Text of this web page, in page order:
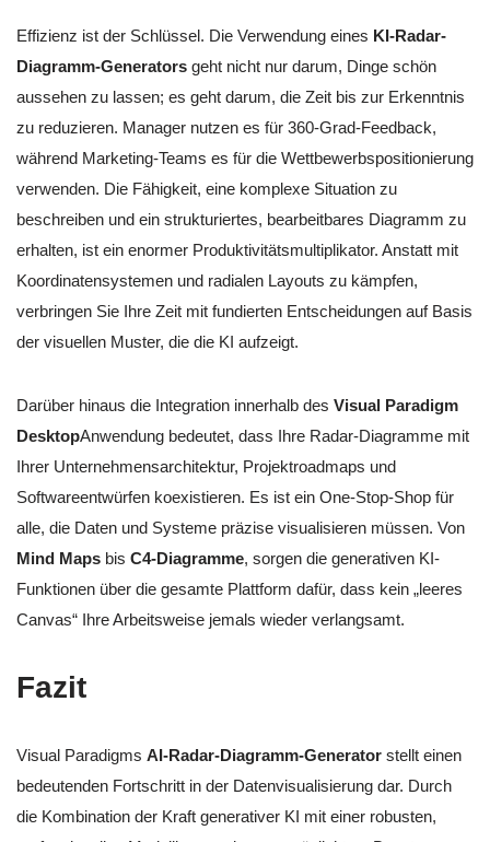
Effizienz ist der Schlüssel. Die Verwendung eines KI-Radar-
Diagramm-Generators geht nicht nur darum, Dinge schön
aussehen zu lassen; es geht darum, die Zeit bis zur Erkenntnis
zu reduzieren. Manager nutzen es für 360-Grad-Feedback,
während Marketing-Teams es für die Wettbewerbspositionierung
verwenden. Die Fähigkeit, eine komplexe Situation zu
beschreiben und ein strukturiertes, bearbeitbares Diagramm zu
erhalten, ist ein enormer Produktivitätsmultiplikator. Anstatt mit
Koordinatensystemen und radialen Layouts zu kämpfen,
verbringen Sie Ihre Zeit mit fundierten Entscheidungen auf Basis
der visuellen Muster, die die KI aufzeigt.
Darüber hinaus die Integration innerhalb des Visual Paradigm
DesktopAnwendung bedeutet, dass Ihre Radar-Diagramme mit
Ihrer Unternehmensarchitektur, Projektroadmaps und
Softwareentwürfen koexistieren. Es ist ein One-Stop-Shop für
alle, die Daten und Systeme präzise visualisieren müssen. Von
Mind Maps bis C4-Diagramme, sorgen die generativen KI-
Funktionen über die gesamte Plattform dafür, dass kein „leeres
Canvas“ Ihre Arbeitsweise jemals wieder verlangsamt.
Fazit
Visual Paradigms AI-Radar-Diagramm-Generator stellt einen
bedeutenden Fortschritt in der Datenvisualisierung dar. Durch
die Kombination der Kraft generativer KI mit einer robusten,